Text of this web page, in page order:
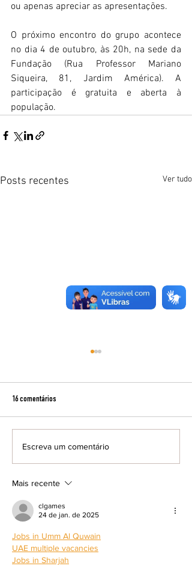
ou apenas apreciar as apresentações.
O próximo encontro do grupo acontece
no dia 4 de outubro, às 20h, na sede da
Fundação (Rua Professor Mariano
Siqueira, 81, Jardim América). A
participação é gratuita e aberta à
população.
Posts recentes Ver tudo
Cine Fórum exibe filme inédito nos
cinemas brasileiros
16 comentários
Escreva um comentário
Mais recente
clgames
24 de jan. de 2025
Jobs in Umm Al Quwain
UAE multiple vacancies
Jobs in Sharjah